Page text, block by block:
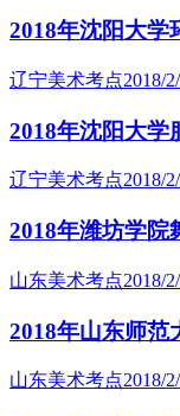
2018年沈阳大学
辽宁美术考点2018/
2018年沈阳大学
辽宁美术考点2018/
2018年潍坊学院
山东美术考点2018/
2018年山东师范
山东美术考点2018/